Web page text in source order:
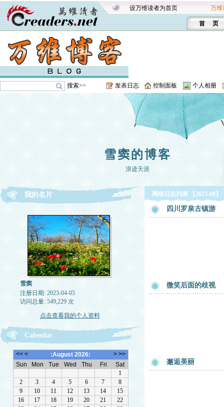
设万维读者为首页 万维
首 页
搜索>> 发表日志 控制面板 个人相册
雪窦的博客
浪迹天涯
我的名片
雪窦
注册日期: 2023-04-05
访问总量: 549,229 次
点击查看我的个人资料
Calendar
网络日志列表 【2023-08】
四川罗泉古镇游
微笑后面的歧视
邂逅美丽